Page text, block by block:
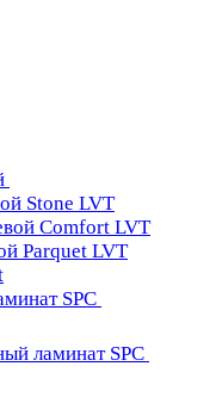
Stone LVT
Comfort LVT
Parquet LVT
SPC
ламинат SPC